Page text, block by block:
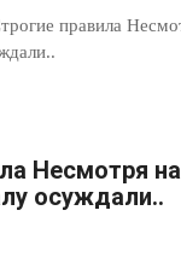
правила
Несмотря
осуждали..